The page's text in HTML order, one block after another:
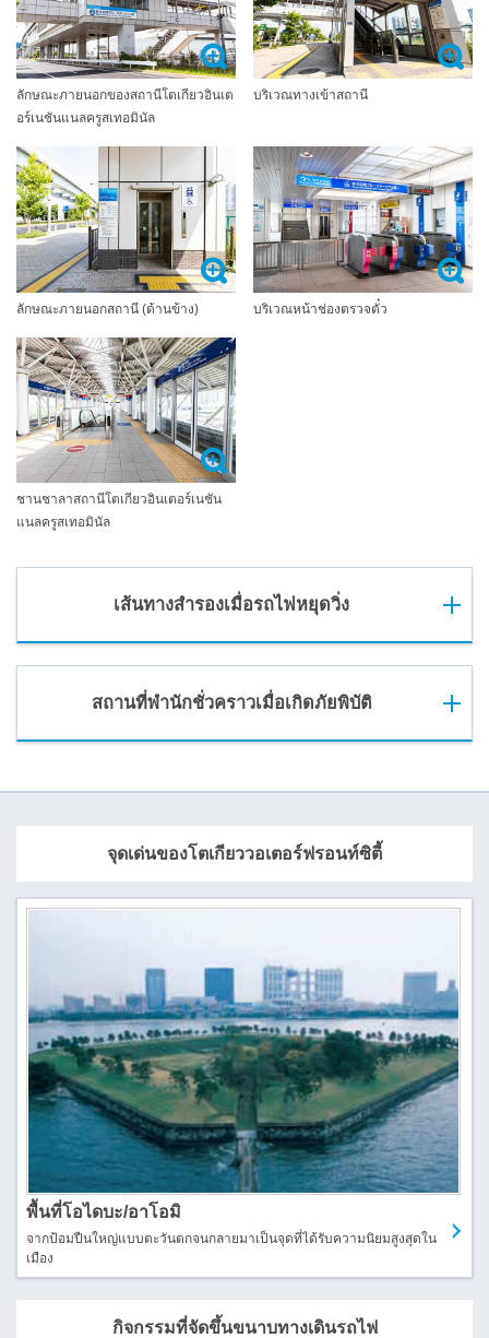
ลักษณะภายนอกของสถานีโตเกียวอินเต
อร์เนชันแนลครูสเทอมินัล
บริเวณทางเข้าสถานี
ลักษณะภายนอกสถานี (ด้านข้าง) บริเวณหน้าช่องตรวจตั๋ว
ชานชาลาสถานีโตเกียวอินเตอร์เนชัน
แนลครูสเทอมินัล
เส้นทางสำรองเมื่อรถไฟหยุดวิ่ง
สถานที่พำนักชั่วคราวเมื่อเกิดภัยพิบัติ
จุดเด่นของโตเกียววอเตอร์ฟรอนท์ซิตี้
พื้นที่โอไดบะ/อาโอมิ
จากป้อมปืนใหญ่แบบตะวันตกจนกลายมาเป็นจุดที่ได้รับความนิยมสูงสุดใน
เมือง
กิจกรรมที่จัดขึ้นขนาบทางเดินรถไฟ